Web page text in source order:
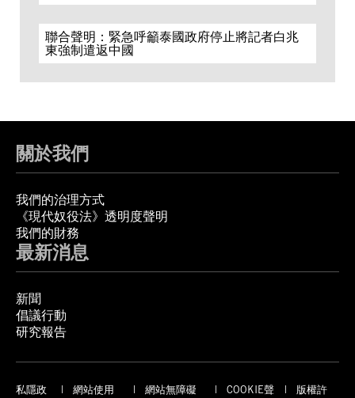
聯合聲明：緊急呼籲泰國政府停止將記者白兆
東強制遣返中國
關於我們
我們的治理方式
《現代奴役法》透明度聲明
我們的財務
最新消息
新聞
倡議行動
研究報告
私隱政
網站使用
網站無障礙
COOKIE聲
版權許